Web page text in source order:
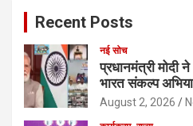
Recent Posts
नई सोच
प्रधानमंत्री मोदी
भारत संकल्प
August 2, 2026